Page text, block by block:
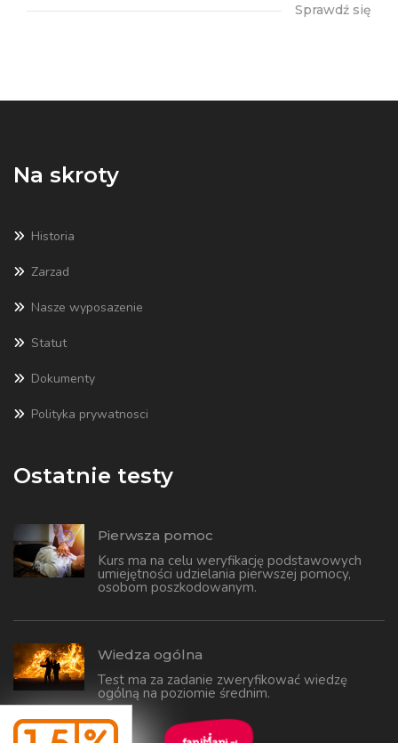
Sprawdź się
Na skroty
Historia
Zarzad
Nasze wyposazenie
Statut
Dokumenty
Polityka prywatnosci
Ostatnie testy
Pierwsza pomoc
Kurs ma na celu weryfikację podstawowych
umiejętności udzielania pierwszej pomocy,
osobom poszkodowanym.
Wiedza ogólna
Test ma za zadanie zweryfikować wiedzę
ogólną na poziomie średnim.